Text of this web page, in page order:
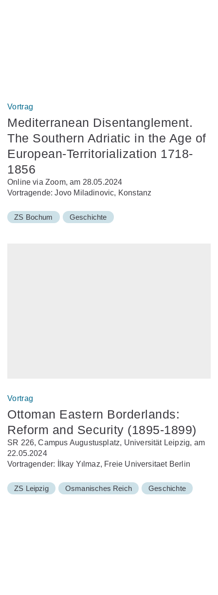
Vortrag
Mediterranean Disentanglement.
The Southern Adriatic in the Age of
European-Territorialization 1718-
1856
Online via Zoom, am 28.05.2024
Vortragende: Jovo Miladinovic, Konstanz
ZS Bochum Geschichte
Vortrag
Ottoman Eastern Borderlands:
Reform and Security (1895-1899)
SR 226, Campus Augustusplatz, Universität Leipzig, am
22.05.2024
Vortragender: İlkay Yılmaz, Freie Universitaet Berlin
ZS Leipzig Osmanisches Reich Geschichte